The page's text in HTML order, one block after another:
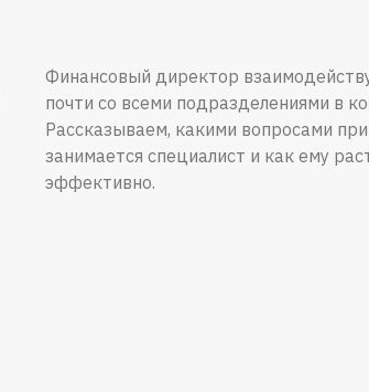
Финансовый директор
почти со всеми подразделениями в
Рассказываем, какими вопросами
занимается специалист и как ему
эффективно.